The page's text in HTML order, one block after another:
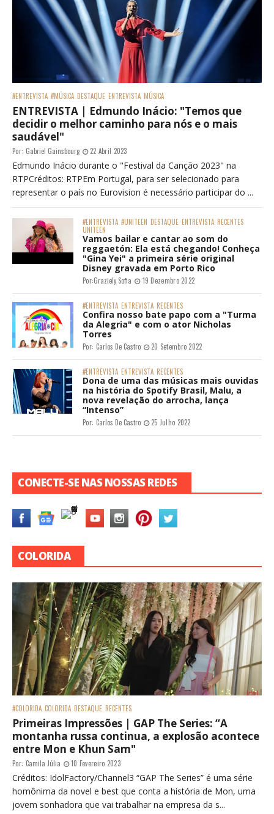
#ENTREVISTA #MÚSICA DESTAQUE ENTREVISTA MÚSICA
ENTREVISTA | Edmundo Inácio: "Temos que
decidir o melhor caminho para nós e o mais
saudável"
Por: Gabriel Gainsbourg 22 Abril 2023
Edmundo Inácio durante o "Festival da Canção 2023" na
RTPCréditos: RTPEm Portugal, para ser selecionado para
representar o país no Eurovision é necessário participar do ...
#ENTREVISTA #UNITEEN DESTAQUE ENTREVISTA RECENTES
UNITEEN
Vamos bailar e cantar ao som do
reggaetón: Ela está chegando! Conheça
"Gina Yei" a primeira série original
Disney gravada em Porto Rico
Por:Graziely Sofia 19 Dezembro 2022
#ENTREVISTA ENTREVISTA RECENTES
Confira nosso bate papo com a "Turma
da Alegria" e com o ator Nicholas
Torres
Por: Carlos De Castro 20 Setembro 2022
#ENTREVISTA ENTREVISTA RECENTES
Dona de uma das músicas mais ouvidas
na história do Spotify Brasil, Malu, a
nova revelação do arrocha, lança
“Intenso”
Por: Carlos De Castro 25 Julho 2022
CONECTE-SE NAS NOSSAS REDES
COLORIDA
#COLORIDA COLORIDA DESTAQUE RECENTES
Primeiras Impressões | GAP The Series: “A
montanha russa continua, a explosão acontece
entre Mon e Khun Sam"
Por: Camila Júlia 10 Fevereiro 2023
Créditos: IdolFactory/Channel3 “GAP The Series” é uma série
homônima da novel e best que conta a história de Mon, uma
jovem sonhadora que vai trabalhar na empresa da s...